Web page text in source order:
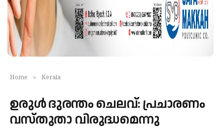
Home » Kerala
ഉരുള്‍ ദുരന്തം ചെലവ്: പ്രചാരണം
വസ്തുതാ വിരുദ്ധമെന്നു